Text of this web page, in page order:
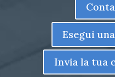
Esegui
Invia la tua